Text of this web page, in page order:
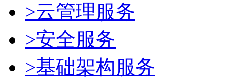
>云管理服务
>安全服务
>基础架构服务